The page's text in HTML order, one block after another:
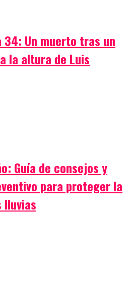
Un muerto tras un
la altura de Luis
Guía de consejos y
para proteger la
lluvias